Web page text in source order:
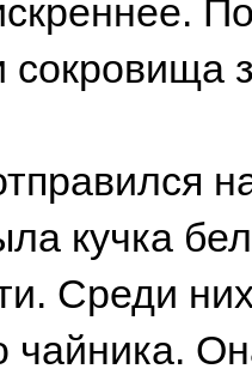
сокровища
кучка
Среди